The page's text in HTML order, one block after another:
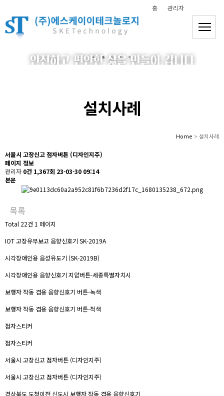
관리자
홈
안전하고 편안한 삶을 만들어 갑니다
설치사례
Home > 설치사례
서울시 고장신고 점자버튼 (디자인지주)
페이지 정보
관리자 0건 1,367회 23-03-30 09:14
본문
목록
Total 22건 1 페이지
IOT 고장유무보고 음향신호기 SK-2019A
시각장애인용 음성유도기 (SK-2019B)
시각장애인용 음향신호기 지압버튼-세종특별자치시
보행자 작동 겸용 음향신호기 버튼-녹색
보행자 작동 겸용 음향신호기 버튼-적색
점자스티커
점자스티커
서울시 고장신고 점자버튼 (디자인지주)
서울시 고장신고 점자버튼 (디자인지주)
경상북도 도청이전 신도시 보행자 작동 겸용 음향신호기